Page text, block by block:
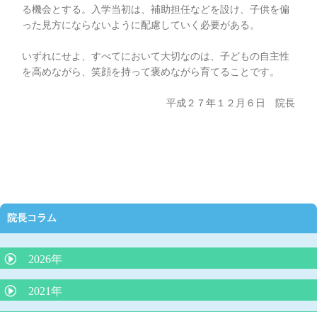
る機会とする。入学当初は、補助担任などを設け、子供を偏
った見方にならないように配慮していく必要がある。
いずれにせよ、すべてにおいて大切なのは、子どもの自主性
を高めながら、笑顔を持って褒めながら育てることです。
平成２７年１２月６日 院長
院長コラム
2026年
抗生剤の正しい使い方（どんな時に必要か）
2021年